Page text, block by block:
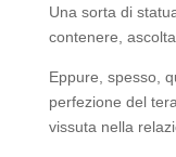
Una sorta di
contenere,
Eppure, spesso,
perfezione del
vissuta nella